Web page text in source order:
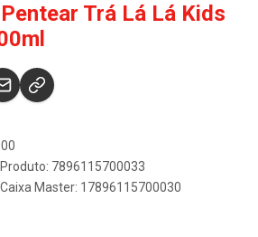
Trá Lá Lá Kids
7896115700033
Master: 17896115700030